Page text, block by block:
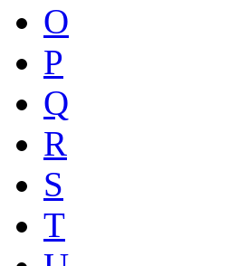
O
P
Q
R
S
T